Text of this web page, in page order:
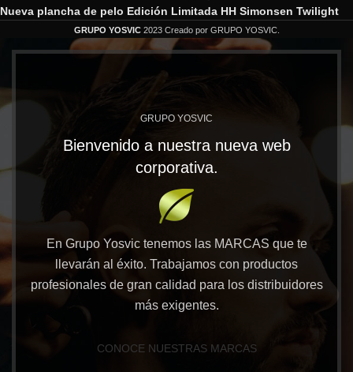
Nueva plancha de pelo Edición Limitada HH Simonsen Twilight
GRUPO YOSVIC 2023 Creado por GRUPO YOSVIC.
GRUPO YOSVIC
Bienvenido a nuestra nueva web
corporativa.
En Grupo Yosvic tenemos las MARCAS que te
llevarán al éxito. Trabajamos con productos
profesionales de gran calidad para los distribuidores
más exigentes.
CONOCE NUESTRAS MARCAS